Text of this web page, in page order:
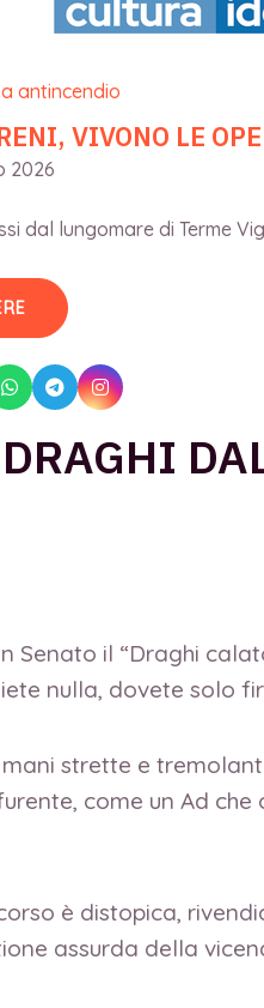
VIVONO LE
2026
dal lungomare di Terme
Senato il “Draghi
nulla, dovete solo
strette e
come un Ad
è distopica,
assurda della